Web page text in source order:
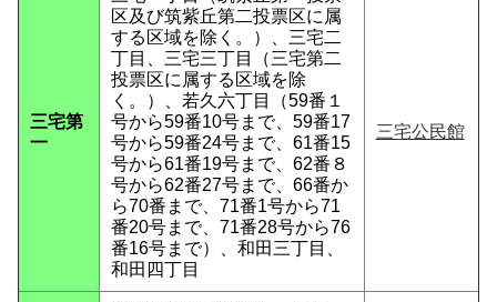
三宅第
一
区及び筑紫丘第二投票区に属
する区域を除く。）、三宅二
丁目、三宅三丁目（三宅第二
投票区に属する区域を除
く。）、若久六丁目（59番１
号から59番10号まで、59番17
号から59番24号まで、61番15
号から61番19号まで、62番８
号から62番27号まで、66番か
ら70番まで、71番1号から71
番20号まで、71番28号から76
番16号まで）、和田三丁目、
和田四丁目
三宅公民館